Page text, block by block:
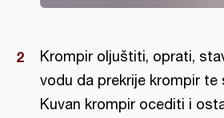
Krompir oljuštiti, oprati,
vodu da prekrije krompir te
Kuvan krompir ocediti i